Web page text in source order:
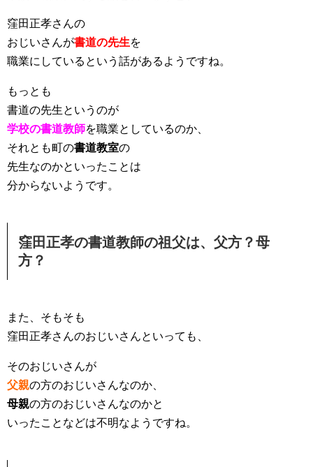
窪田正孝さんの
おじいさんが書道の先生を
職業にしているという話があるようですね。
もっとも
書道の先生というのが
学校の書道教師を職業としているのか、
それとも町の書道教室の
先生なのかといったことは
分からないようです。
窪田正孝の書道教師の祖父は、父方？母
方？
また、そもそも
窪田正孝さんのおじいさんといっても、
そのおじいさんが
父親の方のおじいさんなのか、
母親の方のおじいさんなのかと
いったことなどは不明なようですね。